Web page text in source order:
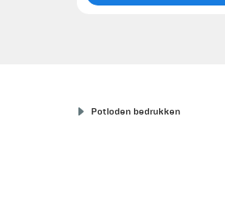
Potloden bedrukken